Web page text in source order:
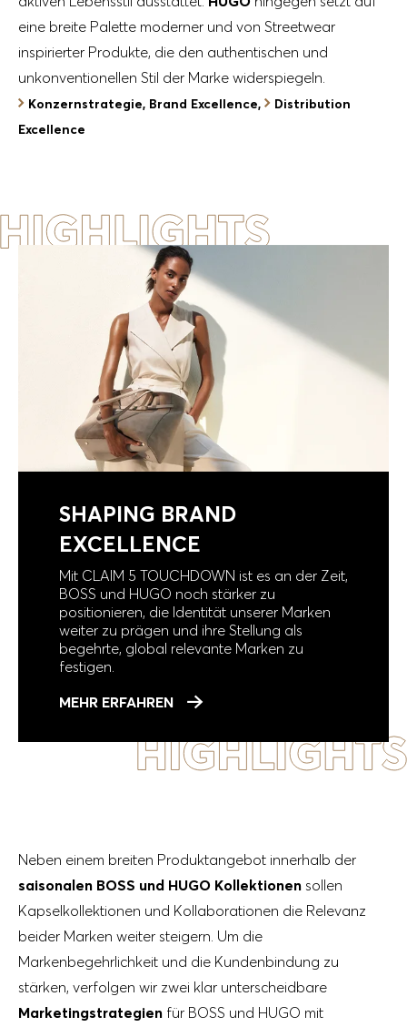
eine breite Palette moderner und von Streetwear
inspirierter Produkte, die den authentischen und
unkonventionellen Stil der Marke widerspiegeln.
Konzernstrategie, Brand Excellence,
Distribution
Excellence
SHAPING BRAND
EXCELLENCE
Mit CLAIM 5 TOUCHDOWN ist es an der Zeit,
BOSS und HUGO noch stärker zu
positionieren, die Identität unserer Marken
weiter zu prägen und ihre Stellung als
begehrte, global relevante Marken zu
festigen.
MEHR ERFAHREN
Neben einem breiten Produktangebot innerhalb der
saisonalen BOSS und HUGO Kollektionen sollen
Kapselkollektionen und Kollaborationen die Relevanz
beider Marken weiter steigern. Um die
Markenbegehrlichkeit und die Kundenbindung zu
stärken, verfolgen wir zwei klar unterscheidbare
Marketingstrategien für BOSS und HUGO mit